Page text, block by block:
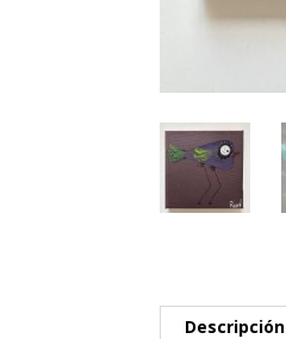
Descripción